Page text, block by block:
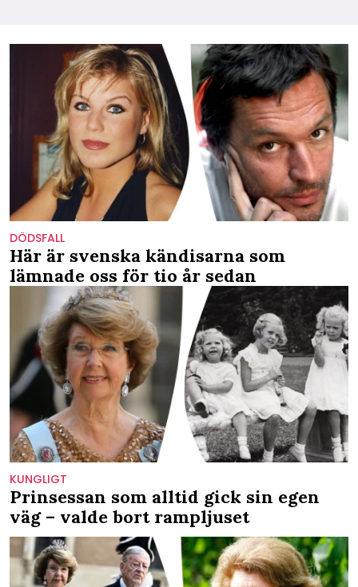
DÖDSFALL
Här är svenska kändisarna som
lämnade oss för tio år sedan
KUNGLIGT
Prinsessan som alltid gick sin egen
väg – valde bort rampljuset